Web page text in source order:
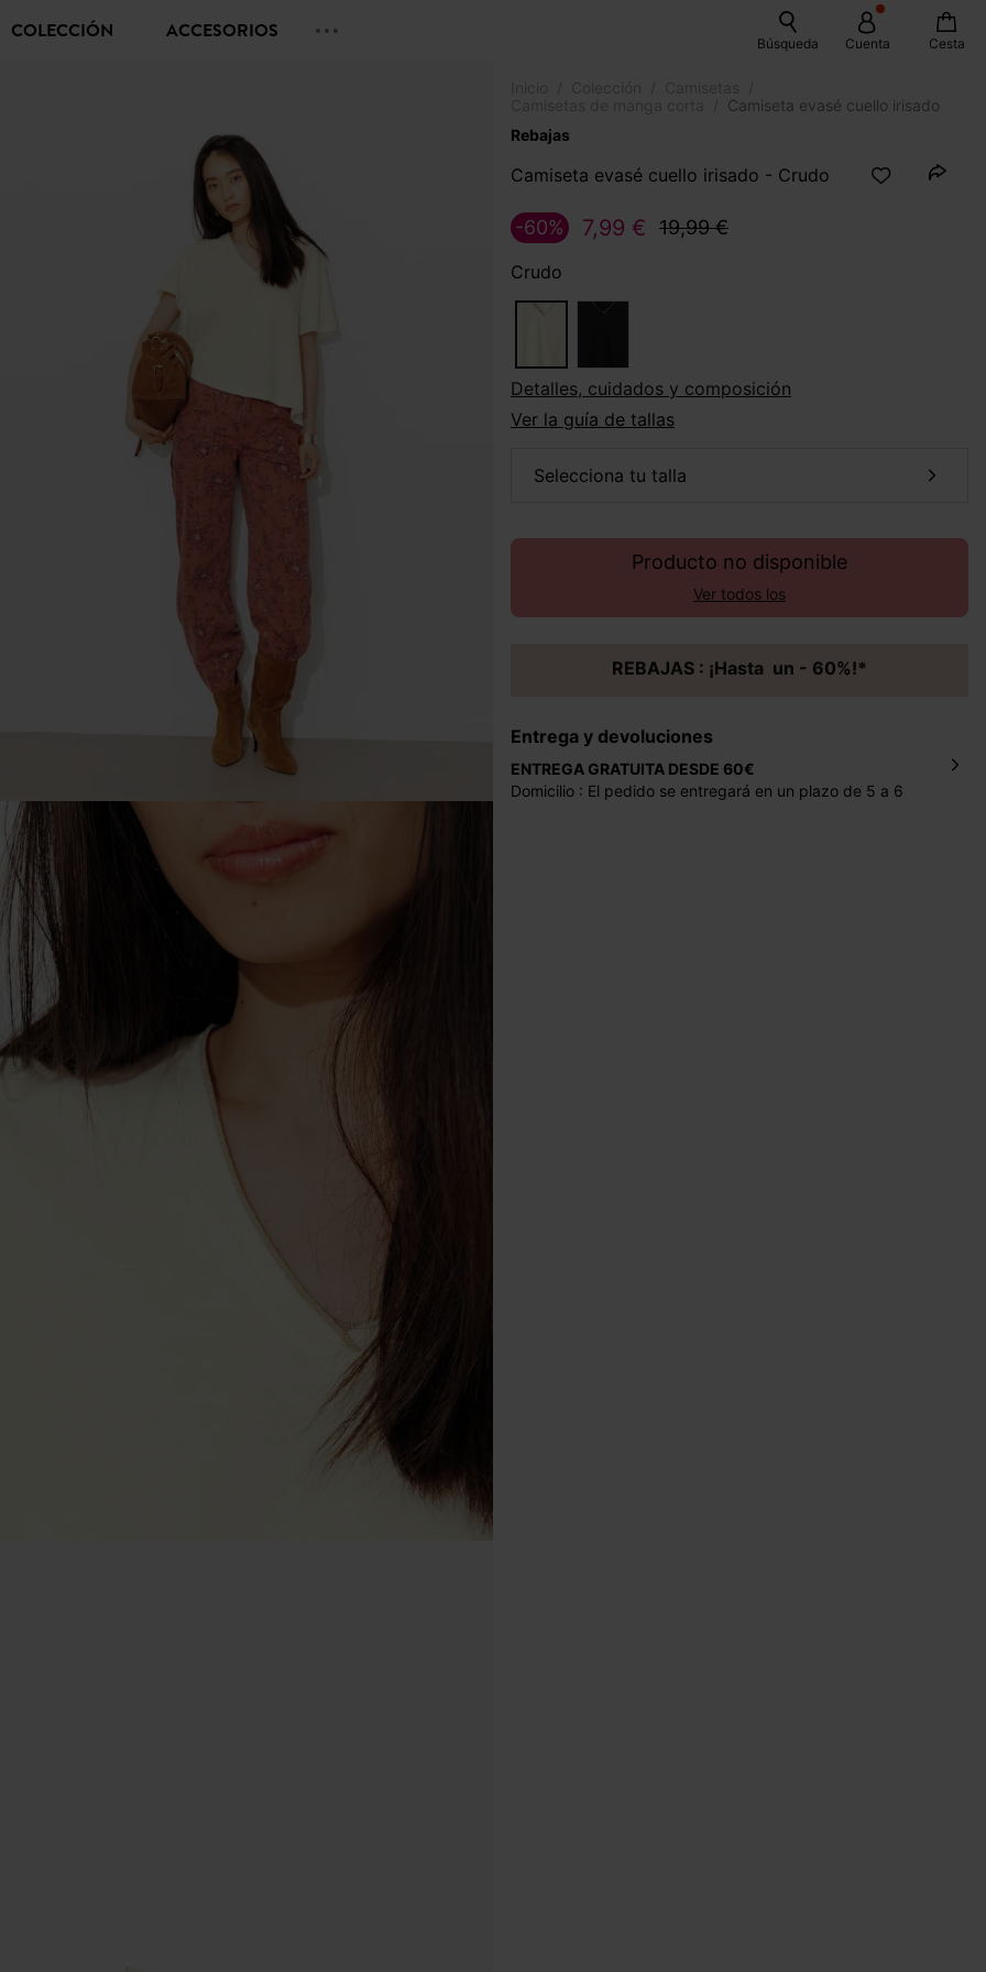
COLECCIÓN ACCESORIOS Búsqueda Cuenta Cesta
Camiseta evasé cuello irisado
Rebajas
Camiseta evasé cuello irisado - Crudo
7,99 € 19,99 €
-60%
Crudo
Detalles, cuidados y composición
Ver la guía de tallas
selecciona tu talla
Producto no disponible
Ver todos los
REBAJAS : ¡Hasta un - 60%!*
Entrega y devoluciones
ENTREGA GRATUITA DESDE 60€
Domicilio : El pedido se entregará en un plazo de 5 a 6